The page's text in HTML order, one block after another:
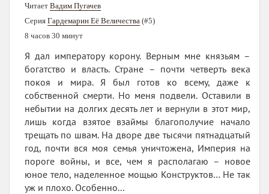
Читает Вадим Пугачев
Серия Гардемарин Её Величества (#5)
8 часов 30 минут
Я дал императору корону. Верным мне князьям –
богатство и власть. Стране – почти четверть века
покоя и мира. Я был готов ко всему, даже к
собственной смерти. Но меня подвели. Оставили в
небытии на долгих десять лет и вернули в этот мир,
лишь когда взятое взаймы благополучие начало
трещать по швам. На дворе две тысячи пятнадцатый
год, почти вся моя семья уничтожена, Империя на
пороге войны, и все, чем я располагаю – новое
юное тело, наделенное мощью Конструктов… Не так
уж и плохо. Особенно...